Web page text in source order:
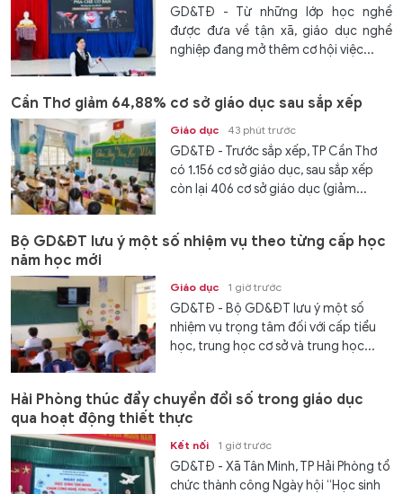
GD&TĐ - Từ những lớp học nghề
được đưa về tận xã, giáo dục nghề
nghiệp đang mở thêm cơ hội việc...
Cần Thơ giảm 64,88% cơ sở giáo dục sau sắp xếp
Giáo dục 43 phút trước
GD&TĐ - Trước sắp xếp, TP Cần Thơ
có 1.156 cơ sở giáo dục, sau sắp xếp
còn lại 406 cơ sở giáo dục (giảm...
Bộ GD&ĐT lưu ý một số nhiệm vụ theo từng cấp học
năm học mới
Giáo dục 1 giờ trước
GD&TĐ - Bộ GD&ĐT lưu ý một số
nhiệm vụ trọng tâm đối với cấp tiểu
học, trung học cơ sở và trung học...
Hải Phòng thúc đẩy chuyển đổi số trong giáo dục
qua hoạt động thiết thực
Kết nối 1 giờ trước
GD&TĐ - Xã Tân Minh, TP Hải Phòng tổ
chức thành công Ngày hội “Học sinh